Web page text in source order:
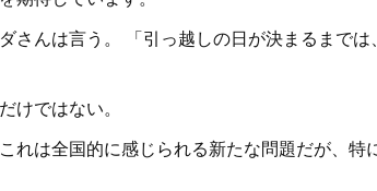
さんは言う。 「引っ越しの日が決まるまで
けではない。
れは全国的に感じられる新たな問題だが、特